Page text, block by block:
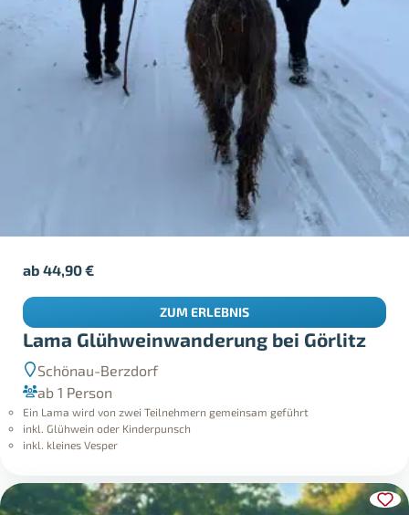
Lama Glühweinwanderung bei Görlitz
Schönau-Berzdorf
ab 1 Person
Ein Lama wird von zwei Teilnehmern gemeinsam geführt
inkl. Glühwein oder Kinderpunsch
inkl. kleines Vesper
ab44,90€
ZUM ERLEBNIS